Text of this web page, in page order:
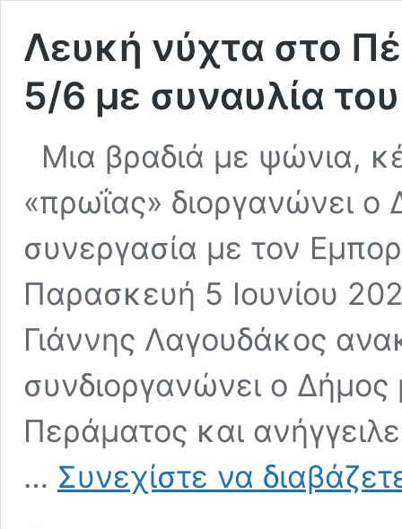
Λευκή νύχτα στο
5/6 με συναυλία
Μια βραδιά με ψώνια,
«πρωΐας» διοργανώνει
συνεργασία με τον
Παρασκευή 5 Ιουνίου
Γιάννης Λαγουδάκος
συνδιοργανώνει ο
Περάματος και
… Συνεχίστε να